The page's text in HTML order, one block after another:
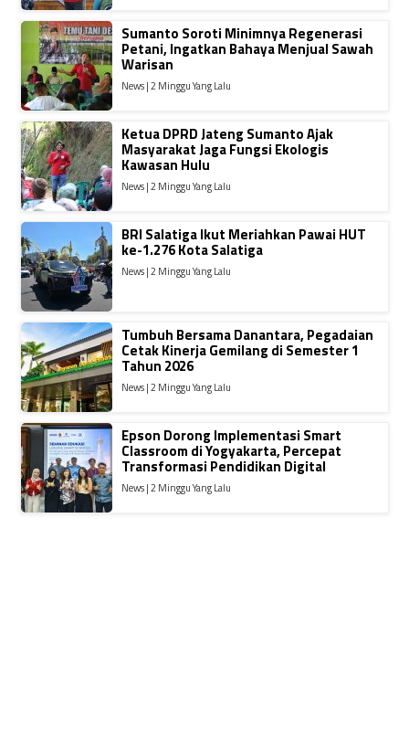
Sumanto Soroti Minimnya Regenerasi
Petani, Ingatkan Bahaya Menjual Sawah
Warisan
News | 2 Minggu Yang Lalu
Ketua DPRD Jateng Sumanto Ajak
Masyarakat Jaga Fungsi Ekologis
Kawasan Hulu
News | 2 Minggu Yang Lalu
BRI Salatiga Ikut Meriahkan Pawai HUT
ke-1.276 Kota Salatiga
News | 2 Minggu Yang Lalu
Tumbuh Bersama Danantara, Pegadaian
Cetak Kinerja Gemilang di Semester 1
Tahun 2026
News | 2 Minggu Yang Lalu
Epson Dorong Implementasi Smart
Classroom di Yogyakarta, Percepat
Transformasi Pendidikan Digital
News | 2 Minggu Yang Lalu